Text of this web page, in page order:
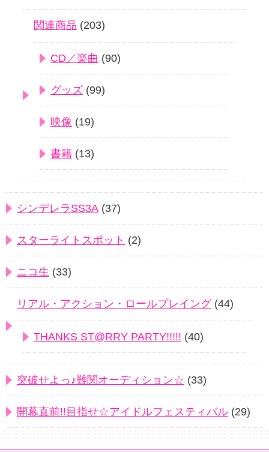
関連商品 (203)
CD／楽曲 (90)
グッズ (99)
映像 (19)
書籍 (13)
シンデレラSS3A (37)
スターライトスポット (2)
ニコ生 (33)
リアル・アクション・ロールプレイング(44)
THANKS ST@RRY PARTY!!!!! (40)
突破せよっ♪難関オーディション☆ (33)
開幕直前!!目指せ☆アイドルフェスティバル (29)